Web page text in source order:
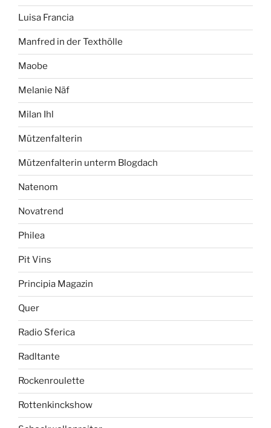
Luisa Francia
Manfred in der Texthölle
Maobe
Melanie Näf
Milan Ihl
Mützenfalterin
Mützenfalterin unterm Blogdach
Natenom
Novatrend
Philea
Pit Vins
Principia Magazin
Quer
Radio Sferica
Radltante
Rockenroulette
Rottenkinckshow